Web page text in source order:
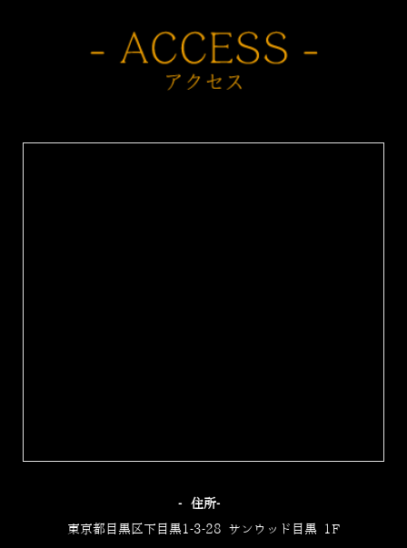
‐住所‐
東京都目黒区下目黒1-3-28 サンウッド目黒 1F